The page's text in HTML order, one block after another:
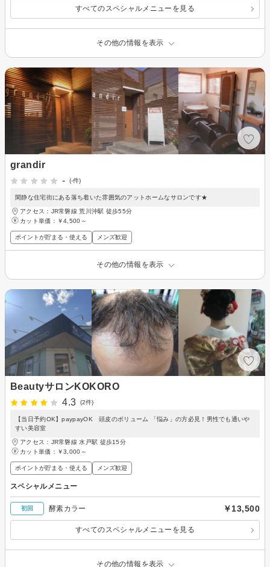
すべてのスペシャルメニューを見る
その他の情報を表示
grandir
-
(-件)
閑静な住宅街にある落ち着いた雰囲気のアットホームなサロンです★
アクセス：JR常磐線 荒川沖駅 徒歩55分
カット単価： ￥4,500～
ポイントが貯まる・使える メンズ歓迎
その他の情報を表示
BeautyサロンKOKORO
4.3
(2件)
【当日予約OK】paypayOK 頭皮のボリューム 「悩み」の方必見！男性でも通いや
すい美容室
アクセス：JR常磐線 水戸駅 徒歩15分
カット単価： ￥3,000～
ポイントが貯まる・使える メンズ歓迎
スペシャルメニュー
初回 酵素カラー ￥13,500
すべてのスペシャルメニューを見る
その他の情報を表示